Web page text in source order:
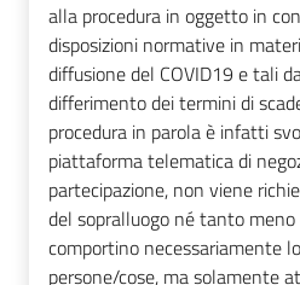
alla procedura in oggetto in
disposizioni normative in
diffusione del COVID19 e tali
differimento dei termini di
procedura in parola è infatti
piattaforma telematica di
partecipazione, non viene
del sopralluogo né tanto
comportino necessariamente
persone/cose, ma solamente